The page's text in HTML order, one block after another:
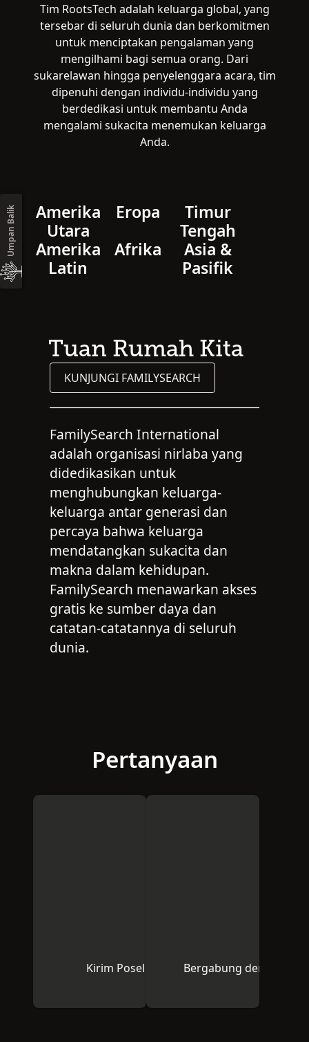
Tim RootsTech adalah keluarga global, yang
tersebar di seluruh dunia dan berkomitmen
untuk menciptakan pengalaman yang
mengilhami bagi semua orang. Dari
sukarelawan hingga penyelenggara acara, tim
dipenuhi dengan individu-individu yang
berdedikasi untuk membantu Anda
mengalami sukacita menemukan keluarga
Anda.
Amerika
Utara
Eropa
Timur
Tengah
Amerika
Latin
Afrika
Asia &
Pasifik
Tuan Rumah Kita
KUNJUNGI FAMILYSEARCH
FamilySearch International
adalah organisasi nirlaba yang
didedikasikan untuk
menghubungkan keluarga-
keluarga antar generasi dan
percaya bahwa keluarga
mendatangkan sukacita dan
makna dalam kehidupan.
FamilySearch menawarkan akses
gratis ke sumber daya dan
catatan-catatannya di seluruh
dunia.
Pertanyaan
Kirim Posel kepada KamiBergabung dengan
Umpan Balik